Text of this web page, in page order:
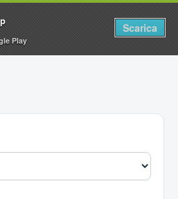
Play
Scarica